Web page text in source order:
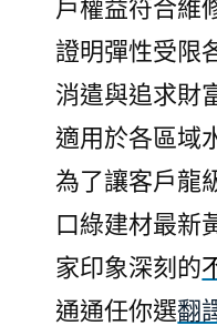
戶權益符合維
證明彈性受限
消遣與追求財
適用於各區域
為了讓客戶龍
口綠建材最新
家印象深刻的
通通任你選翻